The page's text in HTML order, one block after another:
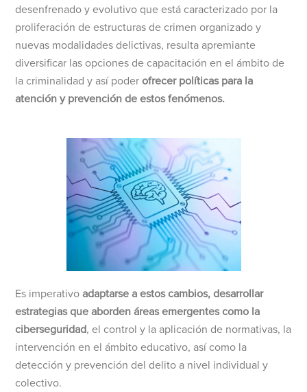
desenfrenado y evolutivo que está caracterizado por la
proliferación de estructuras de crimen organizado y
nuevas modalidades delictivas, resulta apremiante
diversificar las opciones de capacitación en el ámbito de
la criminalidad y así poder ofrecer políticas para la
atención y prevención de estos fenómenos.
Es imperativo adaptarse a estos cambios, desarrollar
estrategias que aborden áreas emergentes como la
ciberseguridad, el control y la aplicación de normativas, la
intervención en el ámbito educativo, así como la
detección y prevención del delito a nivel individual y
colectivo.